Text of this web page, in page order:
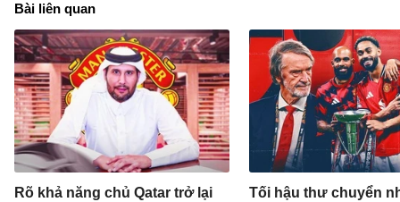
Bài liên quan
Rõ khả năng chủ Qatar trở lại
Tối hậu thư chuyển